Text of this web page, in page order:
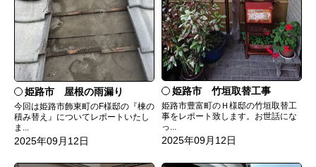
姫路市 屋根の雨漏り
今回は姫路市飾東町のF様邸の『棟の
積み替え』についてレポートいたし
ま...
2025年09月12日
姫路市 竹垣取替工事
姫路市豊富町のＨ様邸の竹垣取替工
事をレポート致します。お世話にな
っ...
2025年09月12日